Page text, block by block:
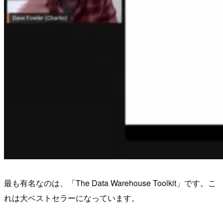
最も有名なのは、「The Data Warehouse Toolkit」です。こ
れは大ベストセラーになっています。